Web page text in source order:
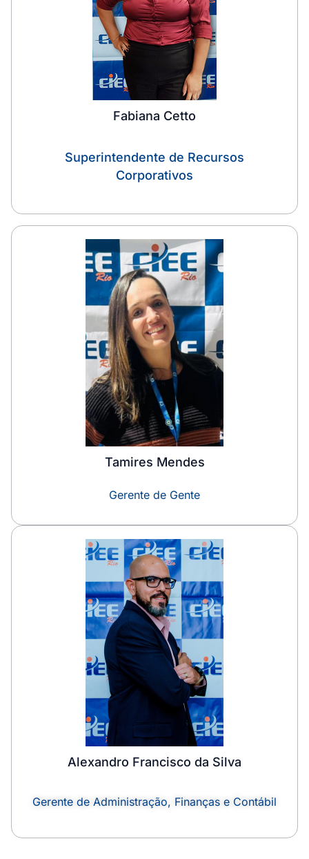
Fabiana Cetto
Superintendente de Recursos
Corporativos
Tamires Mendes
Gerente de Gente
Alexandro Francisco da Silva
Gerente de Administração, Finanças e Contábil